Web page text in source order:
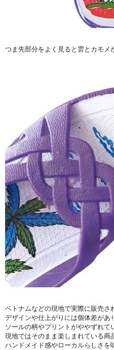
つま先部分をよく見ると雲とカモメ
ベトナムなどの現地で実際に販売さ
デザインや仕上がりには個体差があ
ソールの柄やプリントがややずれて
現地ではそのまま楽しまれている商
ハンドメイド感やローカルらしさを